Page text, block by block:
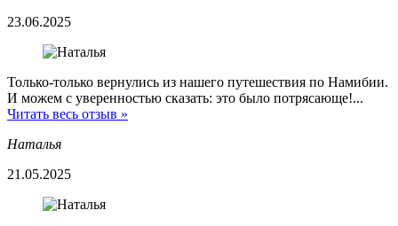
23.06.2025
Только-только вернулись из нашего путешествия по Намибии.
И можем с уверенностью сказать: это было потрясающе!...
Читать весь отзыв »
Наталья
21.05.2025